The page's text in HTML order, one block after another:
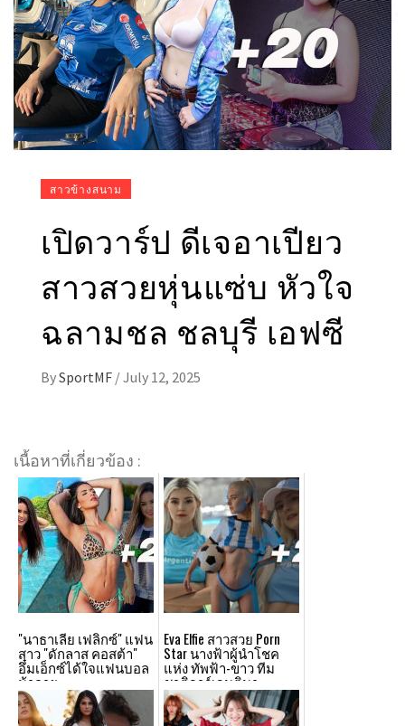
สาวข้างสนาม
เปิดวาร์ป ดีเจอาเปียว
สาวสวยหุ่นแซ่บ หัวใจ
ฉลามชล ชลบุรี เอฟซี
BySportMF /July 12, 2025
เนื้อหาที่เกี่ยวข้อง :
"นาธาเลีย เฟลิกซ์" แฟน
สาว "ดักลาส คอสต้า"
อึ๋มเอ็กซ์ได้ใจแฟนบอล
ม้าลาย
Eva Elfie สาวสวย Porn
Star นางฟ้าผู้นำโชค
แห่ง ทัพฟ้า-ขาว ทีม
ชาติอาร์เจนตินา